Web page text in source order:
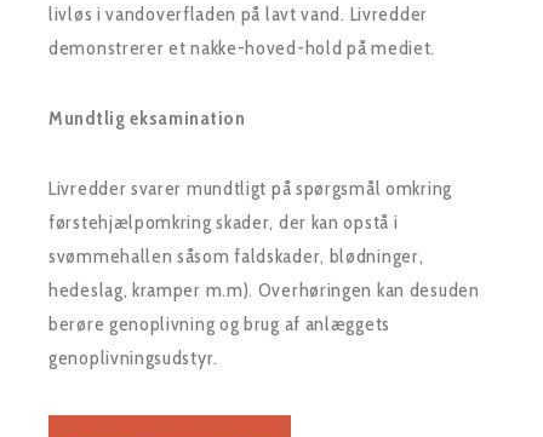
livløs i vandoverfladen på lavt vand. Livredder
demonstrerer et nakke-hoved-hold på mediet.
Mundtlig eksamination
Livredder svarer mundtligt på spørgsmål omkring
førstehjælpomkring skader, der kan opstå i
svømmehallen såsom faldskader, blødninger,
hedeslag, kramper m.m). Overhøringen kan desuden
berøre genoplivning og brug af anlæggets
genoplivningsudstyr.